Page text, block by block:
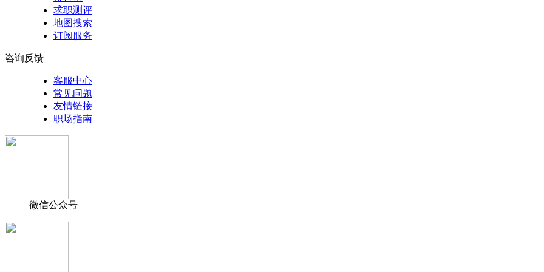
求职测评
地图搜索
订阅服务
咨询反馈
客服中心
常见问题
友情链接
职场指南
微信公众号